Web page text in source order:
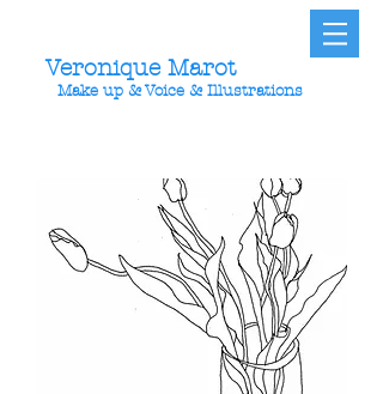
Veronique Marot
Make up & Voice & Illustrations